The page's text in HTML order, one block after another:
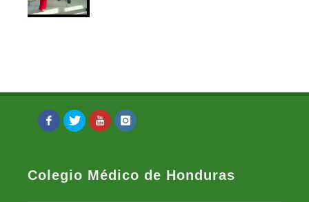
Colegio Médico de Honduras